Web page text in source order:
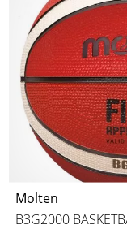
Molten
B3G2000